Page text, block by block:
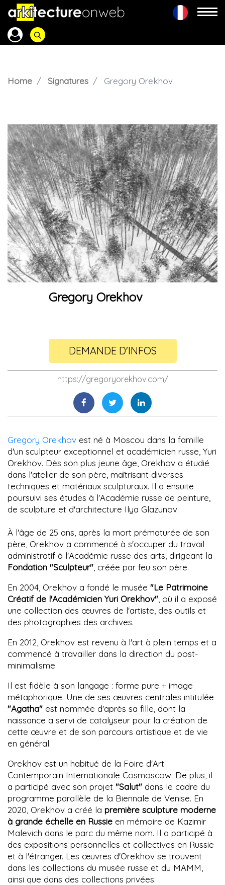
Home Signatures Gregory Orekhov
Gregory Orekhov
DEMANDE D'INFOS
https://gregoryorekhov.com/
Gregory Orekhov est né à Moscou dans la famille
d'un sculpteur exceptionnel et académicien russe, Yuri
Orekhov. Dès son plus jeune âge, Orekhov a étudié
dans l'atelier de son père, maîtrisant diverses
techniques et matériaux sculpturaux. Il a ensuite
poursuivi ses études à l'Académie russe de peinture,
de sculpture et d'architecture Ilya Glazunov.
À l'âge de 25 ans, après la mort prématurée de son
père, Orekhov a commencé à s'occuper du travail
administratif à l'Académie russe des arts, dirigeant la
Fondation "Sculpteur" , créée par feu son père.
En 2004, Orekhov a fondé le musée "Le Patrimoine
Créatif de l'Académicien Yuri Orekhov" , où il a exposé
une collection des œuvres de l'artiste, des outils et
des photographies des archives.
En 2012, Orekhov est revenu à l'art à plein temps et a
commencé à travailler dans la direction du post-
minimalisme.
Il est fidèle à son langage : forme pure + image
métaphorique. Une de ses œuvres centrales intitulée
"Agatha" est nommée d'après sa fille, dont la
naissance a servi de catalyseur pour la création de
cette œuvre et de son parcours artistique et de vie
en général.
Orekhov est un habitué de la Foire d'Art
Contemporain Internationale Cosmoscow. De plus, il
a participé avec son projet "Salut" dans le cadre du
programme parallèle de la Biennale de Venise. En
2020, Orekhov a créé la première sculpture moderne
à grande échelle en Russie en mémoire de Kazimir
Malevich dans le parc du même nom. Il a participé à
des expositions personnelles et collectives en Russie
et à l'étranger. Les œuvres d'Orekhov se trouvent
dans les collections du musée russe et du MAMM,
ainsi que dans des collections privées.